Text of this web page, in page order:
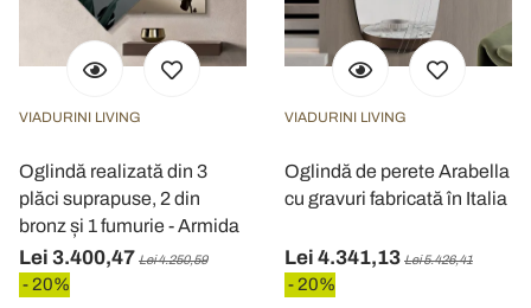
VIADURINI LIVING
Oglindă realizată din 3
plăci suprapuse, 2 din
bronz și 1 fumurie - Armida
Lei 3.400,47 Lei 4.250,59
- 20%
VIADURINI LIVING
Oglindă de perete Arabella
cu gravuri fabricată în Italia
Lei 4.341,13 Lei 5.426,41
- 20%